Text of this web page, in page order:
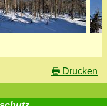
🖶 Drucken